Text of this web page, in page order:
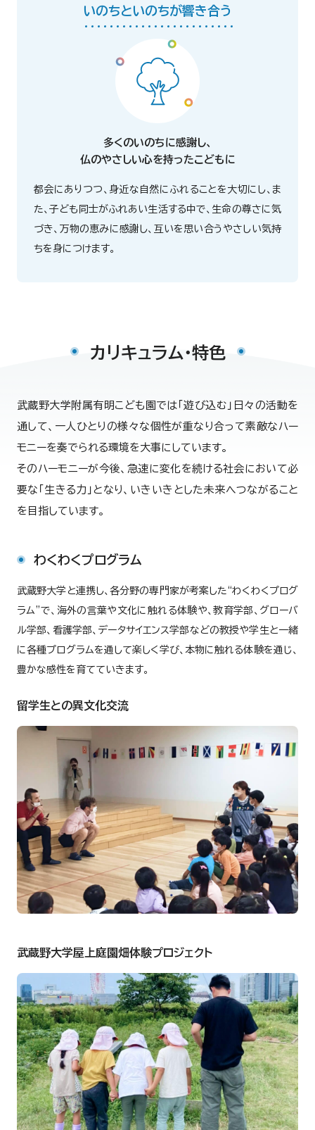
いのちといのちが響き合う
多くのいのちに感謝し、
仏のやさしい心を持ったこどもに
都会にありつつ、身近な自然にふれることを大切にし、ま
た、子ども同士がふれあい生活する中で、生命の尊さに気
づき、万物の恵みに感謝し、互いを思い合うやさしい気持
ちを身につけます。
カリキュラム・特色
武蔵野大学附属有明こども園では「遊び込む」日々の活動を
通して、 一人ひとりの様々な個性が重なり合って素敵なハー
モニーを奏でられる環境を大事にしています。
そのハーモニーが今後、急速に変化を続ける社会において必
要な「生きる力」となり、 いきいきとした未来へつながること
を目指しています。
わくわくプログラム
武蔵野大学と連携し、各分野の専門家が考案した“わくわくプログ
ラム”で、海外の言葉や文化に触れる体験や、教育学部、グローバ
ル学部、看護学部、データサイエンス学部などの教授や学生と一緒
に各種プログラムを通して楽しく学び、本物に触れる体験を通じ、
豊かな感性を育てていきます。
留学生との異文化交流
武蔵野大学屋上庭園畑体験プロジェクト